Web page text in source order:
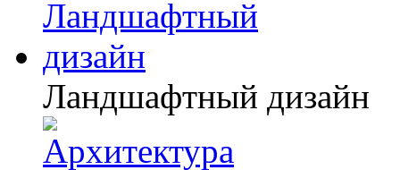
Ландшафтный дизайн